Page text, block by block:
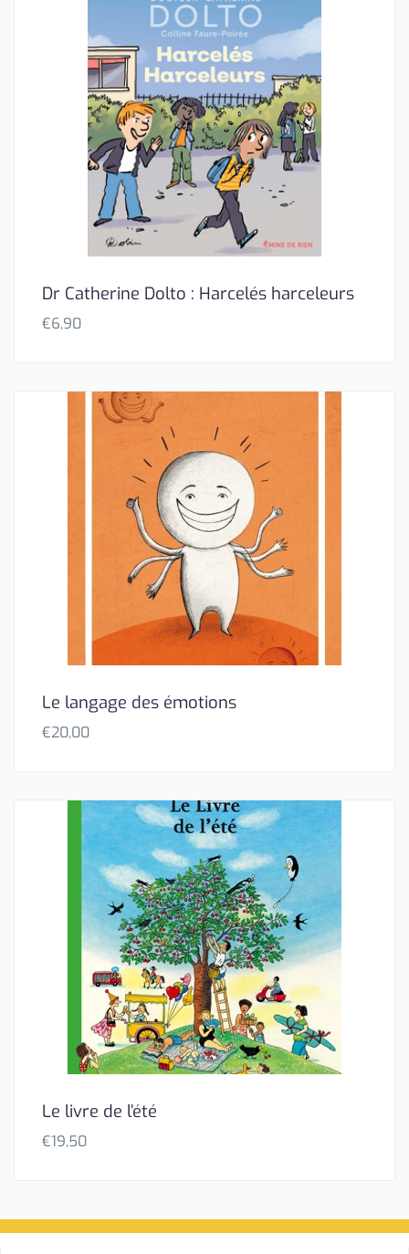
Dr Catherine Dolto : Harcelés harceleurs
€6,90
Le langage des émotions
€20,00
Le livre de l’été
€19,50